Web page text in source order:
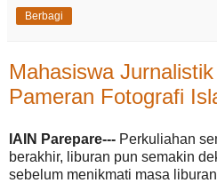
Berbagi
Mahasiswa
Pameran Fotografi
IAIN Parepare--- Perkuliahan
berakhir, liburan pun semakin
sebelum menikmati masa